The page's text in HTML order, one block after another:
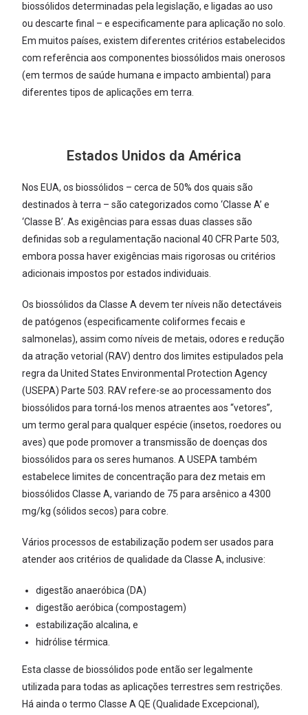
biossólidos determinadas pela legislação, e ligadas ao uso
ou descarte final – e especificamente para aplicação no solo.
Em muitos países, existem diferentes critérios estabelecidos
com referência aos componentes biossólidos mais onerosos
(em termos de saúde humana e impacto ambiental) para
diferentes tipos de aplicações em terra.
Estados Unidos da América
Nos EUA, os biossólidos – cerca de 50% dos quais são
destinados à terra – são categorizados como ‘Classe A’ e
‘Classe B’. As exigências para essas duas classes são
definidas sob a regulamentação nacional 40 CFR Parte 503,
embora possa haver exigências mais rigorosas ou critérios
adicionais impostos por estados individuais.
Os biossólidos da Classe A devem ter níveis não detectáveis
de patógenos (especificamente coliformes fecais e
salmonelas), assim como níveis de metais, odores e redução
da atração vetorial (RAV) dentro dos limites estipulados pela
regra da United States Environmental Protection Agency
(USEPA) Parte 503. RAV refere-se ao processamento dos
biossólidos para torná-los menos atraentes aos “vetores”,
um termo geral para qualquer espécie (insetos, roedores ou
aves) que pode promover a transmissão de doenças dos
biossólidos para os seres humanos. A USEPA também
estabelece limites de concentração para dez metais em
biossólidos Classe A, variando de 75 para arsênico a 4300
mg/kg (sólidos secos) para cobre.
Vários processos de estabilização podem ser usados para
atender aos critérios de qualidade da Classe A, inclusive:
digestão anaeróbica (DA)
digestão aeróbica (compostagem)
estabilização alcalina, e
hidrólise térmica.
Esta classe de biossólidos pode então ser legalmente
utilizada para todas as aplicações terrestres sem restrições.
Há ainda o termo Classe A QE (Qualidade Excepcional),